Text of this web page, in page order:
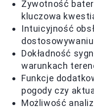
Żywotność
kluczowa
Intuicyjność
Dokładność
warunkach
Funkcje
pogody czy
Możliwość